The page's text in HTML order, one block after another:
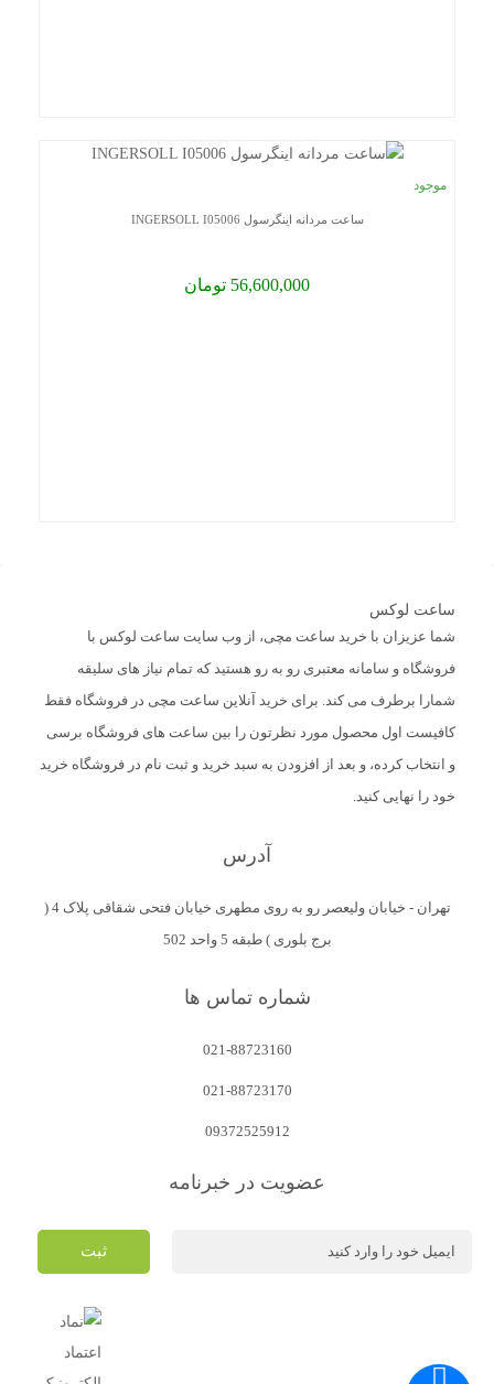
موجود
ساعت مردانه اینگرسول INGERSOLL I05006
56,600,000 تومان
ساعت لوکس
شما عزیزان با خرید ساعت مچی، از وب سایت ساعت لوکس با
فروشگاه و سامانه معتبری رو به رو هستید که تمام نیاز های سلیقه
شمارا برطرف می کند. برای خرید آنلاین ساعت مچی در فروشگاه فقط
کافیست اول محصول مورد نظرتون را بین ساعت های فروشگاه برسی
و انتخاب کرده، و بعد از افزودن به سبد خرید و ثبت نام در فروشگاه خرید
خود را نهایی کنید.
آدرس
تهران - خیابان ولیعصر رو به روی مطهری خیابان فتحی شقاقی پلاک 4 (
برج بلوری ) طبقه 5 واحد 502
شماره تماس ها
021-88723160
021-88723170
09372525912
عضویت در خبرنامه
ثبت